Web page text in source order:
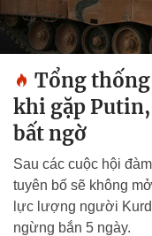
Tổng
khi gặp
bất ngờ
Sau các cuộc hội
tuyên bố sẽ không
lực lượng người
ngừng bắn 5 ngày.